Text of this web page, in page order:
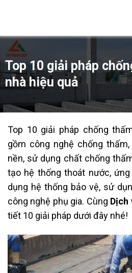
nội
dung
Top 10 giải pháp
nhà hiệu quả
Top 10 giải pháp chống
gồm công nghệ chống
nền, sử dụng chất chống
tạo hệ thống thoát nước,
dụng hệ thống bảo vệ, sử
công nghệ phụ gia. Cùng Dịch
tiết 10 giải pháp dưới đây nhé!